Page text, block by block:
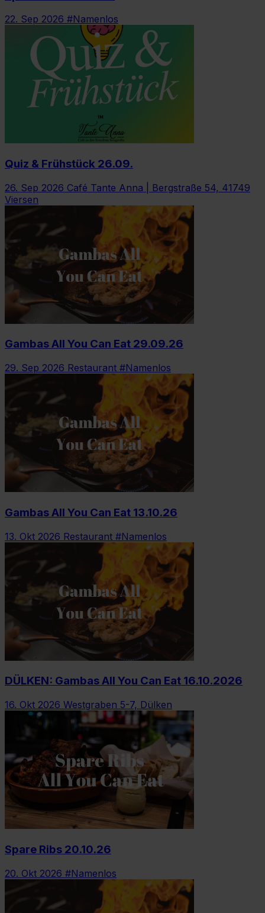
22. Sep 2026 #Namenlos
Quiz & Frühstück 26.09.
26. Sep 2026 Café Tante Anna | Bergstraße 54, 41749
Viersen
Gambas All You Can Eat 29.09.26
29. Sep 2026 Restaurant #Namenlos
Gambas All You Can Eat 13.10.26
13. Okt 2026 Restaurant #Namenlos
DÜLKEN: Gambas All You Can Eat 16.10.2026
16. Okt 2026 Westgraben 5-7, Dülken
Spare Ribs 20.10.26
20. Okt 2026 #Namenlos